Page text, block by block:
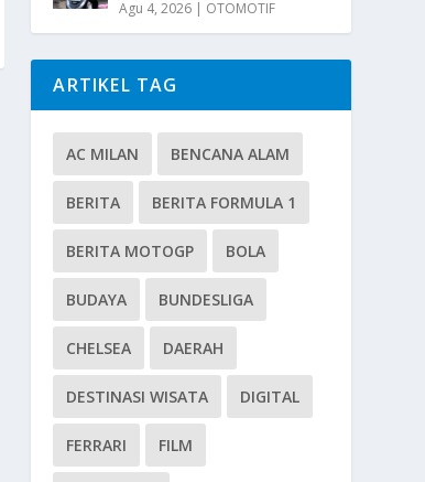
Agu 4, 2026 | OTOMOTIF
ARTIKEL TAG
AC MILAN BENCANA ALAM
BERITA BERITA FORMULA 1
BERITA MOTOGP BOLA
BUDAYA BUNDESLIGA
CHELSEA DAERAH
DESTINASI WISATA DIGITAL
FERRARI FILM